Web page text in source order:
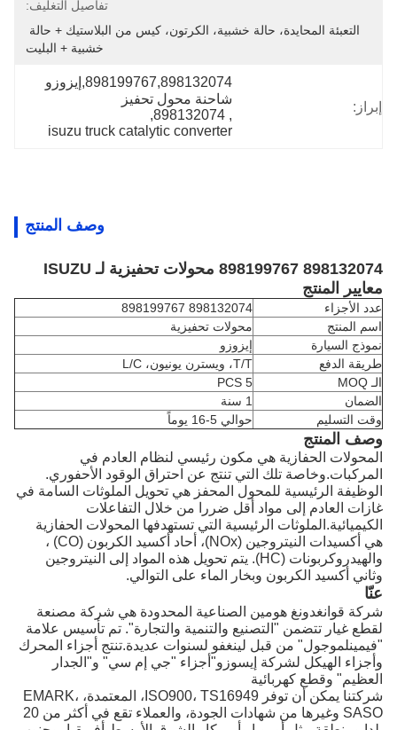
تفاصيل التغليف:
التعبئة المحايدة، حالة خشبية، الكرتون، كيس من البلاستيك + حالة
خشبية + البليت
إبراز:
898199767,898132074,إيزوزو
شاحنة محول تحفيز
,
898132074
,
isuzu truck catalytic converter
وصف المنتج
898132074 898199767 محولات تحفيزية لـ ISUZU
معايير المنتج
عدد الأجزاء
898132074 898199767
اسم المنتج
محولات تحفيزية
نموذج السيارة
إيزوزو
طريقة الدفع
T/T، ويسترن يونيون، L/C
الـ MOQ
5 PCS
الضمان
وقت التسليم
حوالي 5-16 يوماً
وصف المنتج
المحولات الحفازية هي مكون رئيسي لنظام العادم في
المركبات.وخاصة تلك التي تنتج عن احتراق الوقود الأحفوري.
الوظيفة الرئيسية للمحول المحفز هي تحويل الملوثات السامة في
غازات العادم إلى مواد أقل ضررا من خلال التفاعلات
الكيميائية.الملوثات الرئيسية التي تستهدفها المحولات الحفازية
هي أكسيدات النيتروجين (NOx)، أحاد أكسيد الكربون (CO) ،
والهيدروكربونات (HC). يتم تحويل هذه المواد إلى النيتروجين
وثاني أكسيد الكربون وبخار الماء على التوالي.
عنّا
شركة قوانغدونغ هومين الصناعية المحدودة هي شركة مصنعة
لقطع غيار تتضمن "التصنيع والتنمية والتجارة". تم تأسيس علامة
"فيمينلموجول" من قبل لينغفو لسنوات عديدة.تنتج أجزاء المحرك
وأجزاء الهيكل لشركة إيسوزو"أجزاء "جي إم سي" و"الجدار
العظيم" وقطع كهربائية
شركتنا يمكن أن توفر ISO900، TS16949، المعتمدة، EMARK،
SASO وغيرها من شهادات الجودة، والعملاء تقع في أكثر من 20